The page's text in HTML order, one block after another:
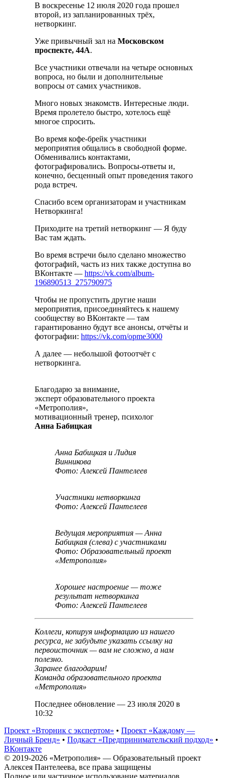
В воскресенье 12 июля 2020 года прошел
второй, из запланированных трёх,
нетворкинг.
Уже привычный зал на Московском
проспекте, 44А.
Все участники отвечали на четыре основных
вопроса, но были и дополнительные
вопросы от самих участников.
Много новых знакомств. Интересные люди.
Время пролетело быстро, хотелось ещё
многое спросить.
Во время кофе-брейк участники
мероприятия общались в свободной форме.
Обменивались контактами,
фотографировались. Вопросы-ответы и,
конечно, бесценный опыт проведения такого
рода встреч.
Спасибо всем организаторам и участникам
Нетворкинга!
Приходите на третий нетворкинг — Я буду
Вас там ждать.
Во время встречи было сделано множество
фотографий, часть из них также доступна во
ВКонтакте — https://vk.com/album-
196890513_275790975
Чтобы не пропустить другие наши
мероприятия, присоединяйтесь к нашему
сообществу во ВКонтакте — там
гарантированно будут все анонсы, отчёты и
фотографии: https://vk.com/opme3000
А далее — небольшой фотоотчёт с
нетворкинга.
Благодарю за внимание,
эксперт образовательного проекта
«Метрополия»,
мотивационный тренер, психолог
Анна Бабицкая
Анна Бабицкая и Лидия
Винникова
Фото: Алексей Пантелеев
Участники нетворкинга
Фото: Алексей Пантелеев
Ведущая мероприятия — Анна
Бабицкая (слева) с участниками
Фото: Образовательный проект
«Метрополия»
Хорошее настроение — тоже
результат нетворкинга
Фото: Алексей Пантелеев
Коллеги, копируя информацию из нашего
ресурса, не забудьте указать ссылку на
первоисточник — вам не сложно, а нам
полезно.
Заранее благодарим!
Команда образовательного проекта
«Метрополия»
Последнее обновление — 23 июля 2020 в
10:32
Проект «Вторник с экспертом» • Проект «Каждому —
Личный Бренд» • Подкаст «Предпринимательский подход» •
ВКонтакте
© 2019-2026 «Метрополия» — Образовательный проект
Алексея Пантелеева, все права защищены
Полное или частичное использование материалов,